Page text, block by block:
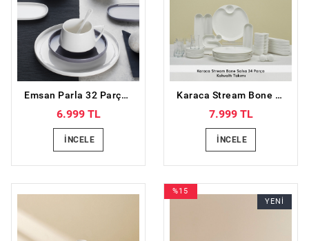
Emsan Parla 32 Parça 6 Kişilik Porselen Kahvaltı/Servis Takımı Gri Beyaz
6.999 TL
İNCELE
Karaca Stream Bone Salsa 34 Parça 6 Kişilik Kahvaltı Takımı
7.999 TL
İNCELE
%15
YENİ